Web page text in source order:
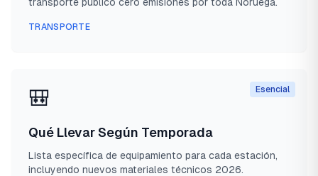
TRANSPORTE
Esencial
🎒
Qué Llevar Según Temporada
Lista específica de equipamiento para cada estación,
incluyendo nuevos materiales técnicos 2026.